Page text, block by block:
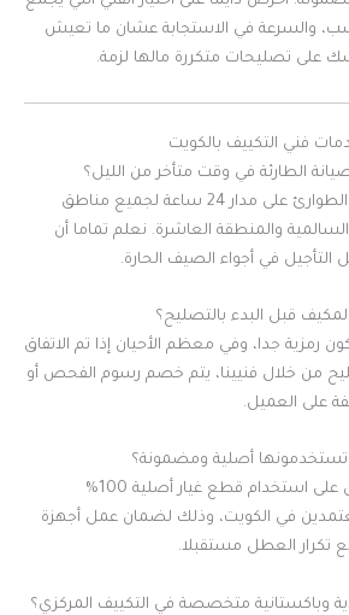
والسرعة في الاستجابة عشان ما تعيش
على تصليحات متكررة مالها لزمة.
فني التكييف بالكويت
الطارئة في وقت متأخر من الليل؟
بالتأكيد، نحن نوفر خدمة الطوارئ على مدار 24 ساعة لجميع مناطق
والمنطقة العاشرة. نعلم تماما أن
التأجيل في أجواء الصيف الحارة.
قبل البدء بالتصليح؟
رمزية جدا، وفي معظم الأحيان إذا تم الاتفاق
من خلال فنيينا، يتم خصم رسوم الفحص أو
على العميل.
تستخدمونها أصلية ومضمونة؟
نعم، نحرص أشد الحرص على استخدام قطع غيار أصلية 100%
في الكويت، وذلك لضمان عمل أجهزة
تكرار العطل مستقبلا.
وباكستانية متخصصة في التكييف المركزي؟